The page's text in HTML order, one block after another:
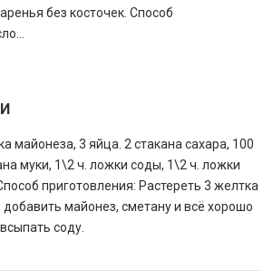
без косточек. Способ
майонеза, 3 яйца. 2 стакана сахара, 100
муки, 1\2 ч. ложки соды, 1\2 ч. ложки
приготовления: Растереть 3 желтка
добавить майонез, сметану и всё хорошо
соду.